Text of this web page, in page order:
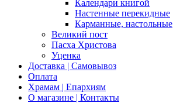
Календари книгой
Настенные перекидные
Карманные, настольные
Великий пост
Пасха Христова
Уценка
Доставка | Самовывоз
Оплата
Храмам | Епархиям
О магазине | Контакты